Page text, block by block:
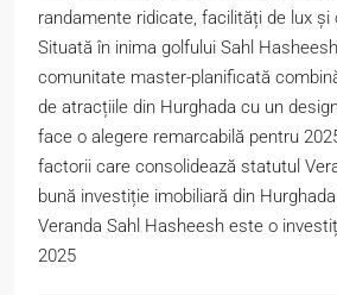
randamente ridicate, facilități de lux și
Situată în inima golfului Sahl
comunitate master-planificată
de atracțiile din Hurghada cu un
face o alegere remarcabilă pentru
factorii care consolidează statutul
bună investiție imobiliară din
Veranda Sahl Hasheesh este o
2025